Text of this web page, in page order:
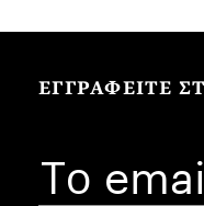
ΕΓΓΡΑΦΕΙΤΕ